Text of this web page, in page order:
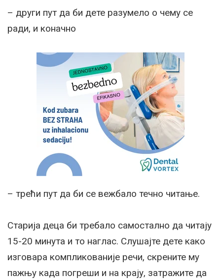
– други пут да би дете разумело о чему се
ради, и коначно
– трећи пут да би се вежбало течно читање.
Старија деца би требало самостално да читају
15-20 минута и то наглас. Слушајте дете како
изговара компликованије речи, скрените му
пажњу када погреши и на крају, затражите да